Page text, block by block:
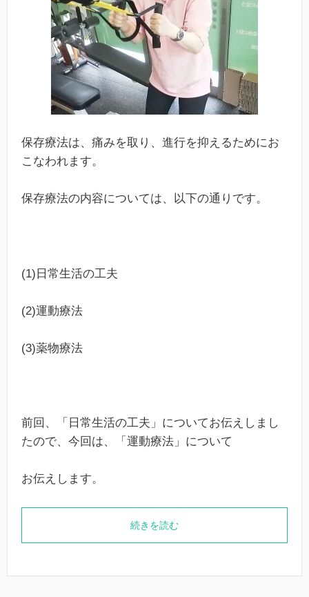
保存療法は、痛みを取り、進行を抑えるためにお
こなわれます。
保存療法の内容については、以下の通りです。
(1)日常生活の工夫
(2)運動療法
(3)薬物療法
前回、「日常生活の工夫」についてお伝えしまし
たので、今回は、「運動療法」について
お伝えします。
続きを読む